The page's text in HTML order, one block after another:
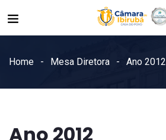
Home Mesa Diretora Ano 2012
Ano 2012